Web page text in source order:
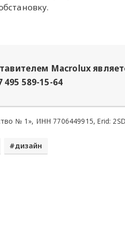
Macrolux
495 589-15-64
№ 1», ИНН 7706449915, Erid:
дизайн